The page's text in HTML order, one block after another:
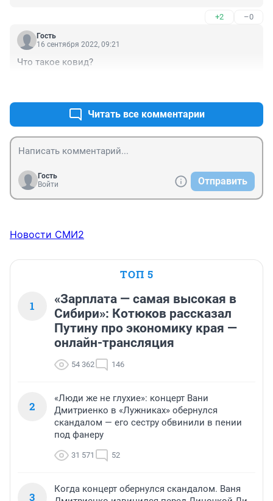
+2 –0
Гость
16 сентября 2022, 09:21
Что такое ковид?
Читать все комментарии
Гость
Войти
Отправить
Новости СМИ2
ТОП 5
1
«Зарплата — самая высокая в
Сибири»: Котюков рассказал
Путину про экономику края —
онлайн-трансляция
54 362 146
2
«Люди же не глухие»: концерт Вани
Дмитриенко в «Лужниках» обернулся
скандалом — его сестру обвинили в пении
под фанеру
31 571 52
3
Когда концерт обернулся скандалом. Ваня